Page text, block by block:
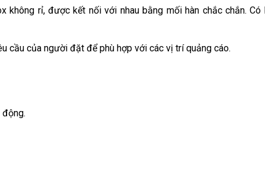
không rỉ, được kết nối với nhau bằng mối hàn chắc chắn. Có
cầu của người đặt để phù hợp với các vị trí quảng cáo.